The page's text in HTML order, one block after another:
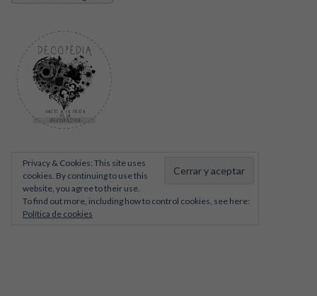
Privacy & Cookies: This site uses
cookies. By continuing to use this
website, you agree to their use.
To find out more, including how to control cookies, see here:
Política de cookies